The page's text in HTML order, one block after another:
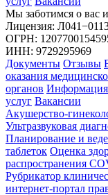
Мы заботимся о вас
Лицензия:
ОГРН:
ИНН: 9729295969
Документы Отзывы
оказания
органов Информация
услуг Вакансии
Акушерство-
Ультразвуковая
Планирование и
таблеток Оценка
распространения
Рубрикатор
интернет-портал